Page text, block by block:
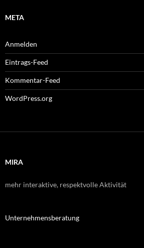
META
Anmelden
Eintrags-Feed
Kommentar-Feed
WordPress.org
MIRA
mehr interaktive, respektvolle Aktivität
Unternehmensberatung